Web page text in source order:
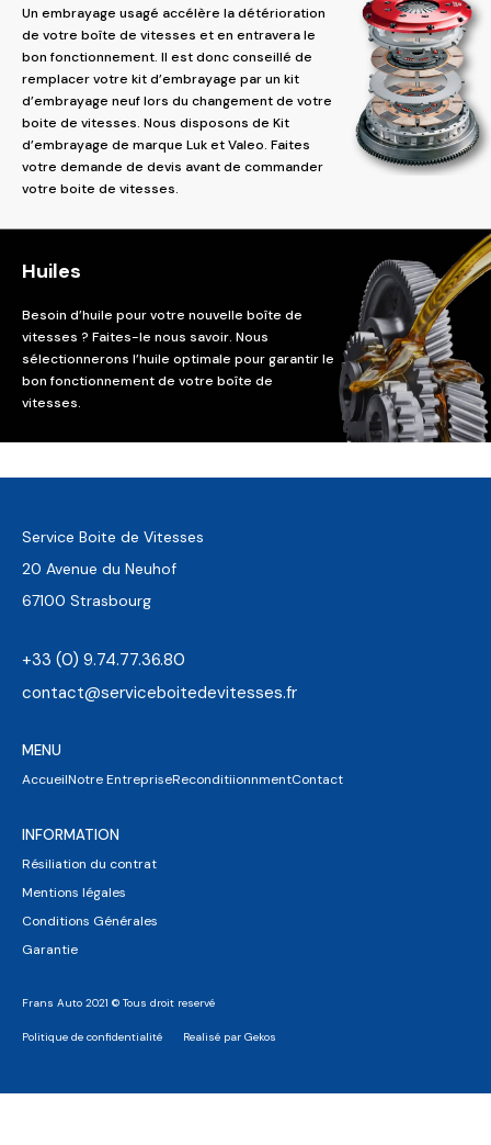
Un embrayage usagé accélère la détérioration
de votre boîte de vitesses et en entravera le
bon fonctionnement. Il est donc conseillé de
remplacer votre kit d’embrayage par un kit
d’embrayage neuf lors du changement de votre
boite de vitesses. Nous disposons de Kit
d’embrayage de marque Luk et Valeo. Faites
votre demande de devis avant de commander
votre boite de vitesses.
Huiles
Besoin d’huile pour votre nouvelle boîte de
vitesses ? Faites-le nous savoir. Nous
sélectionnerons l’huile optimale pour garantir le
bon fonctionnement de votre boîte de
vitesses.
Service Boite de Vitesses
20 Avenue du Neuhof
67100 Strasbourg
+33 (0) 9.74.77.36.80
contact@serviceboitedevitesses.fr
MENU
AccueilNotre EntrepriseReconditiionnmentContact
INFORMATION
Résiliation du contrat
Mentions légales
Conditions Générales
Garantie
Frans Auto 2021 © Tous droit reservé
Politique de confidentialité Realisé par Gekos